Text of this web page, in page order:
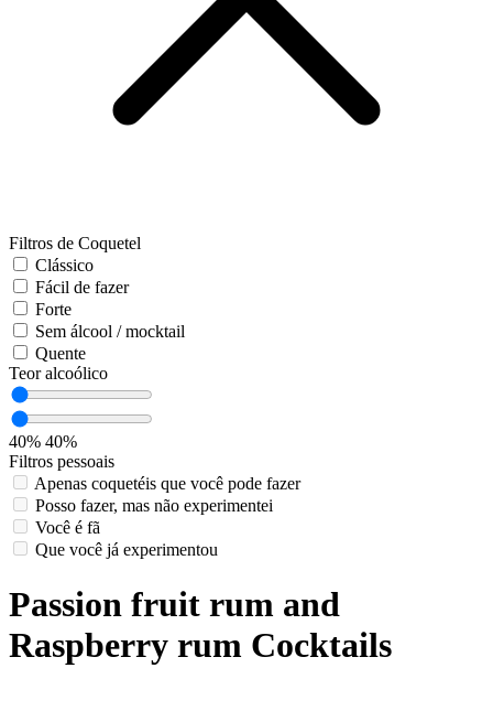
Filtros de Coquetel
Clássico
Fácil de fazer
Forte
Sem álcool / mocktail
Quente
Teor alcoólico
40% 40%
Filtros pessoais
Apenas coquetéis que você pode fazer
Posso fazer, mas não experimentei
Você é fã
Que você já experimentou
Passion fruit rum and
Raspberry rum Cocktails